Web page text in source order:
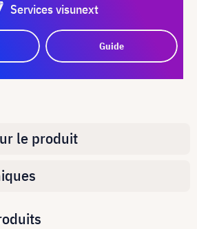
Services visunext
Guide
le produit